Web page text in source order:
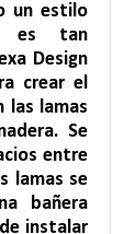
un estilo
es tan
Design
crear el
las lamas
Se
entre
lamas se
bañera
instalar